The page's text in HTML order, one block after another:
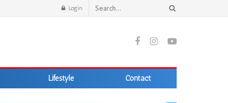
Login
Lifestyle Contact